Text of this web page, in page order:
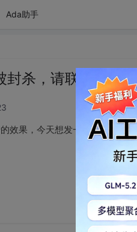
Ada助手
杀，请联系客服。”
效果，今天想发一下心得文章